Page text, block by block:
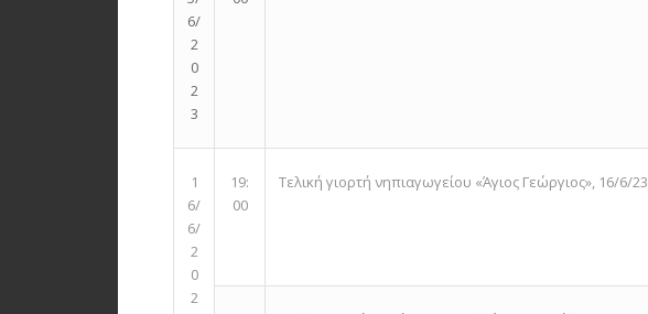
6/
2
0
2
3
1
6/
6/
2
0
2
19:
00
Τελική γιορτή νηπιαγωγείου «Άγιος Γεώργιος», 16/6/23